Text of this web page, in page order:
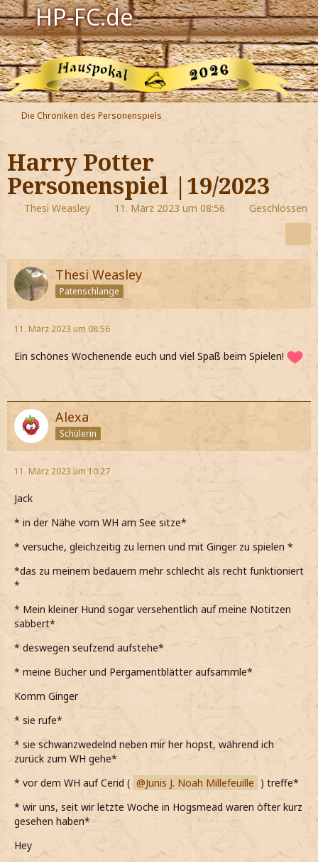
HP-FC.de
Navigation
Harry Potter
Der HP-FC
Hogwarts
Zauberwelt
Willkommen
Jetzt Fanclub-Mitglied werden!
Die Chroniken des Personenspiels
Harry Potter
Personenspiel |19/2023
Thesi Weasley 11. März 2023 um 08:56 Geschlossen
Thesi Weasley
Patenschlange
11. März 2023 um 08:56
Ein schönes Wochenende euch und viel Spaß beim Spielen!
Alexa
Schülerin
11. März 2023 um 10:27
Jack
* in der Nähe vom WH am See sitze*
* versuche, gleichzeitig zu lernen und mit Ginger zu spielen *
*das zu meinem bedauern mehr schlecht als recht funktioniert
*
* Mein kleiner Hund sogar versehentlich auf meine Notitzen
sabbert*
* deswegen seufzend aufstehe*
* meine Bücher und Pergamentblätter aufsammle*
Komm Ginger
* sie rufe*
* sie schwanzwedelnd neben mir her hopst, während ich
zurück zum WH gehe*
* vor dem WH auf Cerid (
Junis J. Noah Millefeuille ) treffe*
* wir uns, seit wir letzte Woche in Hogsmead waren öfter kurz
gesehen haben*
Hey